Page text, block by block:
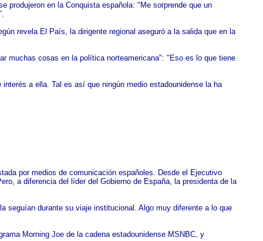
produjeron en la Conquista española: "Me sorprende que un
revela El País, la dirigente regional aseguró a la salida que en la
muchas cosas en la política norteamericana": "Eso es lo que tiene
a ella. Tal es así que ningún medio estadounidense la ha
por medios de comunicación españoles. Desde el Ejecutivo
a diferencia del líder del Gobierno de España, la presidenta de la
seguían durante su viaje institucional. Algo muy diferente a lo que
Morning Joe de la cadena estadounidense MSNBC, y